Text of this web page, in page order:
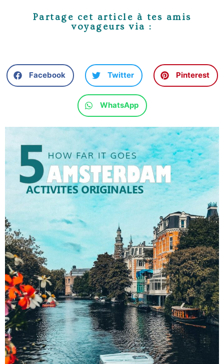
Partage cet article à tes amis
voyageurs via :
Facebook Twitter Pinterest
WhatsApp